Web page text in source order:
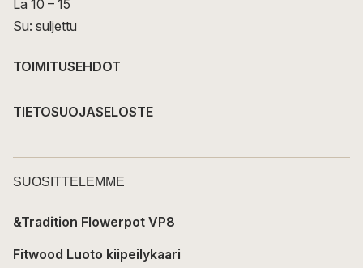
La 10 – 15
Su: suljettu
TOIMITUSEHDOT
TIETOSUOJASELOSTE
SUOSITTELEMME
&Tradition Flowerpot VP8
Fitwood Luoto kiipeilykaari